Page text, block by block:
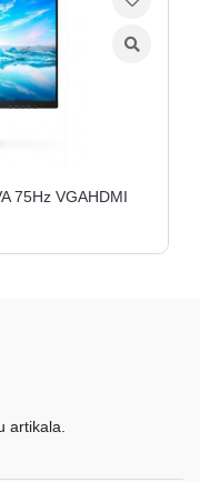
75Hz VGAHDMI
artikala.